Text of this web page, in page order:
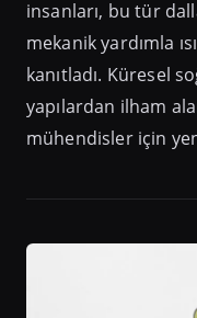
insanları, bu tür
mekanik yardımla
kanıtladı. Küresel
yapılardan ilham
mühendisler için